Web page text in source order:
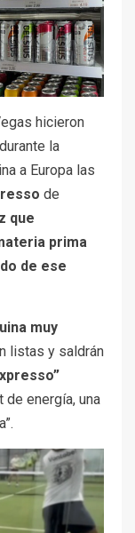
hicieron
la
a Europa las
de
que
prima
de ese
muy
listas y saldrán
de energía, una